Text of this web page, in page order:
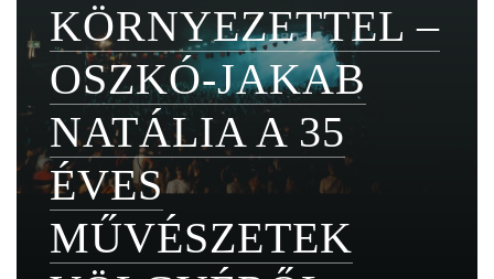
KÖRNYEZETTEL –
OSZKÓ-JAKAB
NATÁLIA A 35
ÉVES
MŰVÉSZETEK